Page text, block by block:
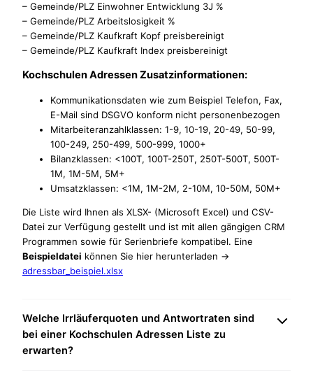
– Gemeinde/PLZ Einwohner Entwicklung 3J %
– Gemeinde/PLZ Arbeitslosigkeit %
– Gemeinde/PLZ Kaufkraft Kopf preisbereinigt
– Gemeinde/PLZ Kaufkraft Index preisbereinigt
Kochschulen Adressen Zusatzinformationen:
Kommunikationsdaten wie zum Beispiel Telefon, Fax,
E-Mail sind DSGVO konform nicht personenbezogen
Mitarbeiteranzahlklassen: 1-9, 10-19, 20-49, 50-99,
100-249, 250-499, 500-999, 1000+
Bilanzklassen: <100T, 100T-250T, 250T-500T, 500T-
1M, 1M-5M, 5M+
Umsatzklassen: <1M, 1M-2M, 2-10M, 10-50M, 50M+
Die Liste wird Ihnen als XLSX- (Microsoft Excel) und CSV-
Datei zur Verfügung gestellt und ist mit allen gängigen CRM
Programmen sowie für Serienbriefe kompatibel. Eine
Beispieldatei können Sie hier herunterladen ->
adressbar_beispiel.xlsx
Welche Irrläuferquoten und Antwortraten sind
bei einer Kochschulen Adressen Liste zu
erwarten?